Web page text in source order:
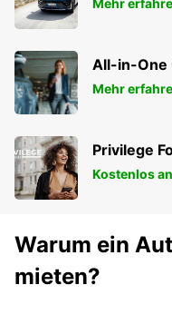
Mehr
All-in-One
Mehr
Privilege
Kostenlos
Warum ein
mieten?